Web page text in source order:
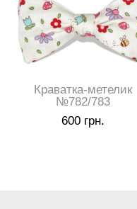
Краватка-метелик
№782/783
600 грн.